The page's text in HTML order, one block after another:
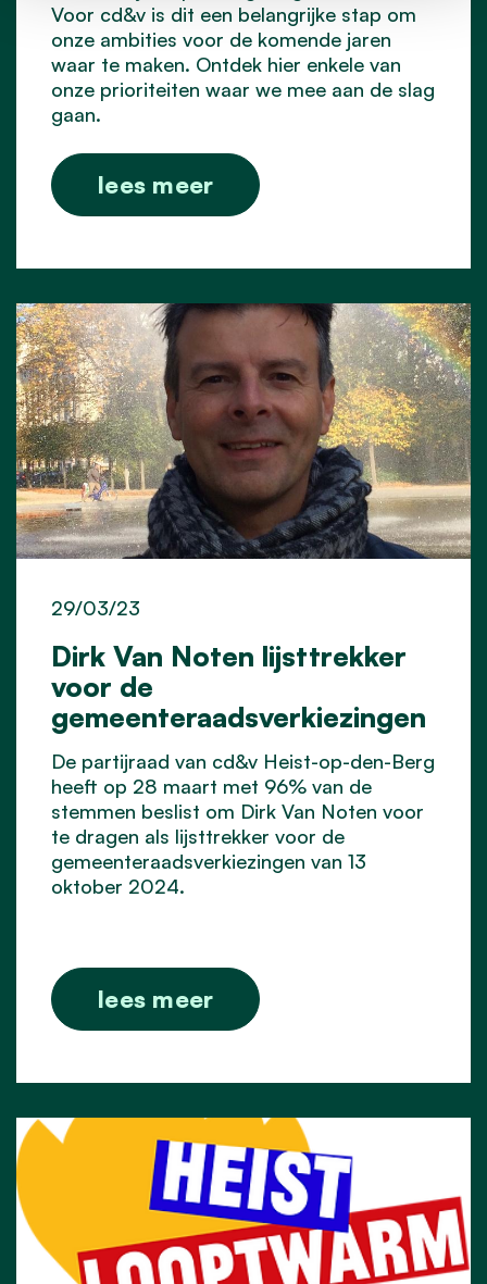
Voor cd&v is dit een belangrijke stap om
onze ambities voor de komende jaren
waar te maken. Ontdek hier enkele van
onze prioriteiten waar we mee aan de slag
gaan.
lees meer
Dirk Van Noten lijsttrekker
voor de
gemeenteraadsverkiezingen
29/03/23
De partijraad van cd&v Heist-op-den-Berg
heeft op 28 maart met 96% van de
stemmen beslist om Dirk Van Noten voor
te dragen als lijsttrekker voor de
gemeenteraadsverkiezingen van 13
oktober 2024.
lees meer